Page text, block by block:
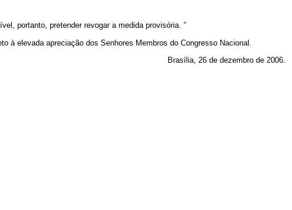
portanto, pretender revogar a medida provisória. ”
elevada apreciação dos Senhores Membros do Congresso Nacional.
Brasília, 26 de dezembro de 2006.